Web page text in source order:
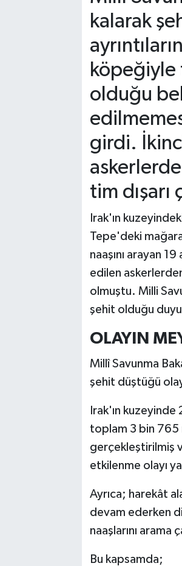
kalarak
köpeğiyle
olduğu
girdi.
tim dışarı
Irak'ın
Tepe'deki
naaşını arayan
edilen
olmuştu. Milli
şehit olduğu
OLAYIN
Millî Savunma
şehit düştüğü
Irak'ın kuzeyinde
toplam 3 bin 765
gerçekleştirilmiş
etkilenme olayı
Ayrıca; harekât
devam ederken
naaşlarını arama
Bu kapsamda;